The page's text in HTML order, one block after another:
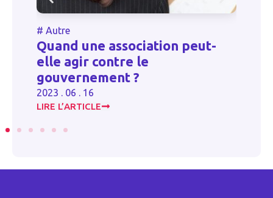
# Autre
Gare au contrôle fiscal des
déficits !
2023 . 09 . 28
LIRE L’ARTICLE